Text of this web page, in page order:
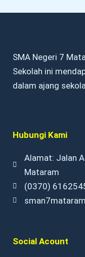
SMA Negeri 7
Sekolah ini
dalam ajang
Hubungi Kami
Alamat: Jalan
Mataram
(0370)
Social Acount